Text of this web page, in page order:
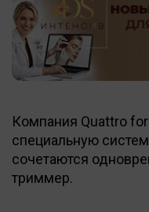
Компания Quattro
специальную
сочетаются
триммер.